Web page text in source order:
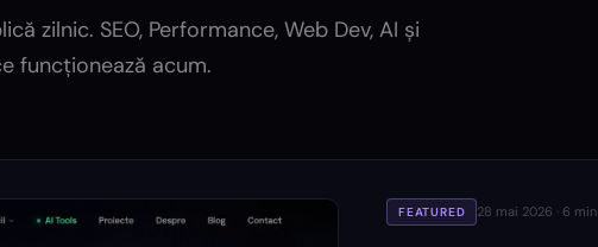
zilnic. SEO, Performance, Web Dev, AI și
funcționează acum.
FEATURED 28 mai 2026 · 6